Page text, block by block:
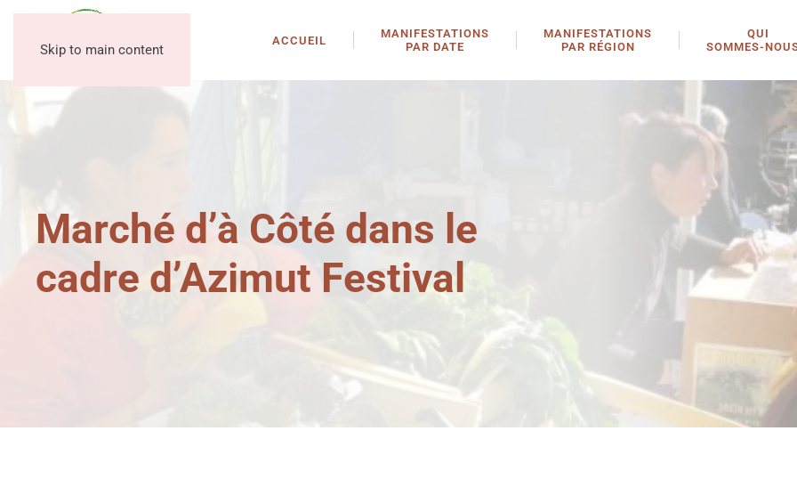
Skip to main content
ACCUEIL
MANIFESTATIONS
PAR DATE
MANIFESTATIONS
PAR RÉGION
QUI
SOMMES-
Marché d’à Côté dans le
cadre d’Azimut Festival